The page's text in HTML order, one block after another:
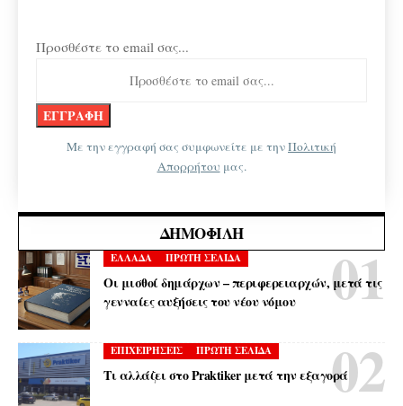
Προσθέστε το email σας...
Με την εγγραφή σας συμφωνείτε με τηνΠολιτική
Απορρήτου μας.
ΔΗΜΟΦΙΛΉ
ΕΛΛΑΔΑ ΠΡΩΤΗ ΣΕΛΙΔΑ
Οι μισθοί δημάρχων – περιφερειαρχών, μετά τις
γενναίες αυξήσεις του νέου νόμου
ΕΠΙΧΕΙΡΗΣΕΙΣ ΠΡΩΤΗ ΣΕΛΙΔΑ
Τι αλλάζει στο Praktiker μετά την εξαγορά